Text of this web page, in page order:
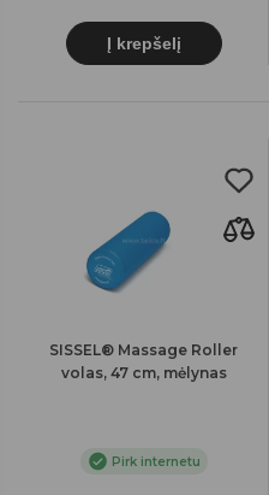
Į krepšelį
SISSEL® Massage Roller
volas, 47 cm, mėlynas
Pirk internetu